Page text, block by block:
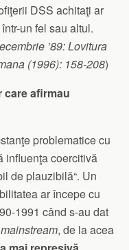
DSS achitaţi ar
un fel sau altul.
’89: Lovitura
(1996): 158-208)
care afirmau
problematice cu
influenţa coercitivă
de plauzibilă“. Un
ar începe cu
1991 când s-au dat
mainstream, de la acea